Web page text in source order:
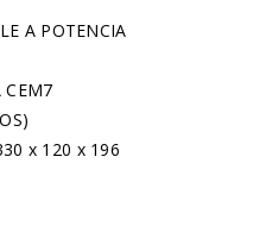
A POTENCIA
CEM7
x 120 x 196